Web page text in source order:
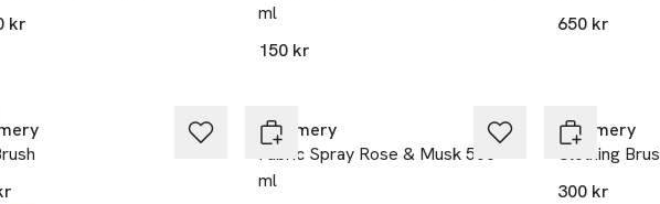
kr
ml
150 kr
650 kr
Steamery
Fabric Spray Rose & Musk 500
ml
Steamery
Clothing
300 kr